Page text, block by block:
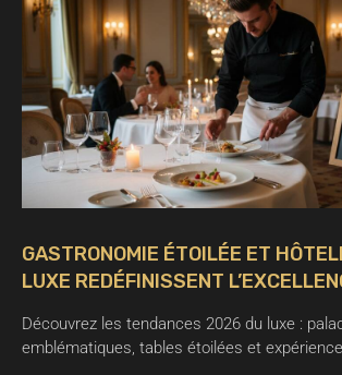
GASTRONOMIE ÉTOILÉE ET
LUXE REDÉFINISSENT
Découvrez les tendances 2026 du luxe :
emblématiques, tables étoilées et